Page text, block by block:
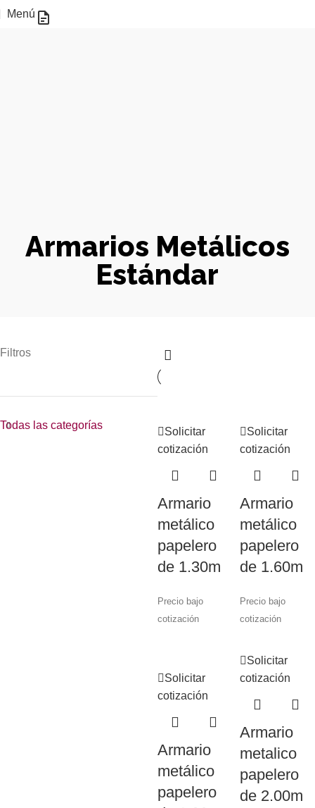
Menú
Armarios Metálicos
Estándar
Filtros
Todas las categorías
Solicitar
cotización
Armario
metálico
papelero
de 1.30m
Precio bajo
cotización
Solicitar
cotización
Armario
metálico
papelero
de 1.60m
Precio bajo
cotización
Solicitar
cotización
Armario
metálico
papelero
Solicitar
cotización
Armario
metalico
papelero
de 2.00m